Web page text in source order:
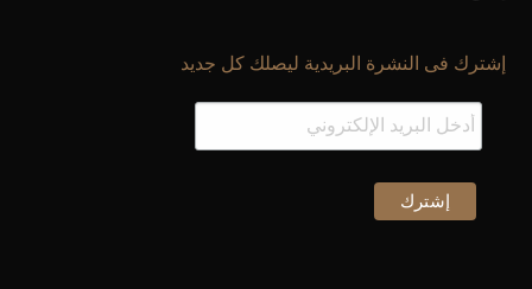
إشترك فى النشرة البريدية ليصلك كل جديد